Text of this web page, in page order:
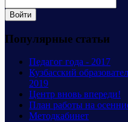
Популярные статьи
Педагог года - 2017
Кузбасский
2019
Центр вновь впереди!
План работы на
Методкабинет